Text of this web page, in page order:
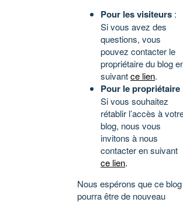
Pour les visiteurs :
Si vous avez des
questions, vous
pouvez contacter le
propriétaire du blog
suivantce lien.
Pour le propriétaire
Si vous souhaitez
rétablir l’accès à
blog, nous vous
invitons à nous
contacter en suivant
ce lien.
Nous espérons que ce blog
pourra être de nouveau